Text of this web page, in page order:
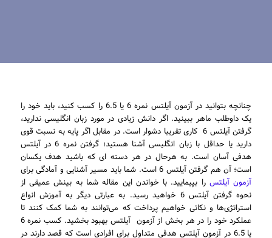
چنانچه بتوانید در آزمون آیلتس نمره 6 یا 6.5 را کسب کنید، باید خود را
یک داوطلب ماهر ببینید. اگر دانش زیادی در مورد زبان انگلیسی ندارید،
گرفتن آیلتس 6 کاری تقریبا دشوار است. در مقابل اگر پایه به نسبت قوی
دارید یا حداقل با زبان انگلیسی آشنا هستید؛ گرفتن نمره 6 در آیلتس
هدفی آسان است. به هرحال در هر دسته ای که باشید هدف یکسان
است؛ آن هم گرفتن آیلتس 6 است. شما باید مسیر آشنایی و آمادگی برای
آزمون آیلتسرا بپیمایید. با خواندن این مقاله شما به بینش عمیقی از
نحوه گرفتن آیلتس 6 خواهید رسید. به عبارتی دیگر به آموزش انواع
استراتژی‌ها و نکاتی خواهیم پرداخت که می‌توانند به شما کمک کنند تا
عملکرد خود را در هر بخش از آزمون آیلتس بهبود بخشید. کسب نمره 6
یا 6.5 در آزمون آیلتس هدفی متداول برای افرادی است که قصد دارند در